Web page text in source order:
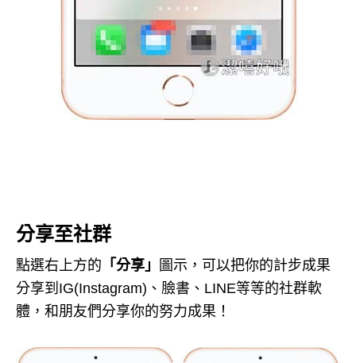
分享至社群
點選右上方的 「分享」
圖示，可以把你的計步成果
分享到IG(Instagram)、臉書、LINE等等的社群軟
體，和朋友們分享你的努力成果！